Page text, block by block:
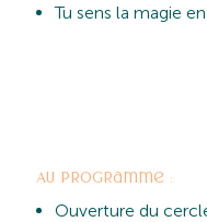
Tu sens la magie
Au programme :
Ouverture du